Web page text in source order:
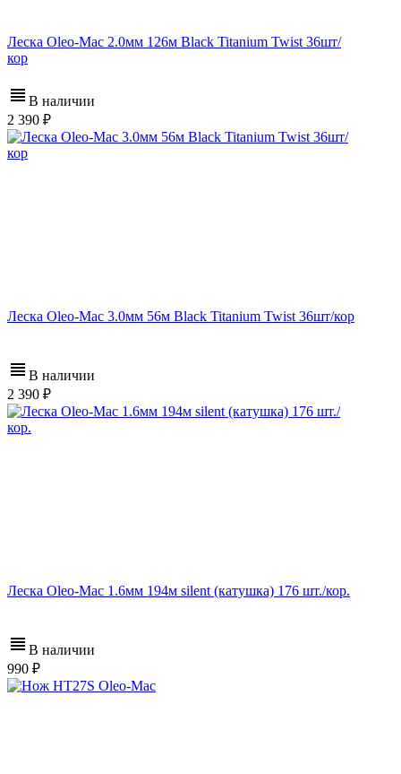
Леска Oleo-Mac 2.0мм 126м Black Titanium Twist 36шт/
кор
В наличии
2 390
Леска Oleo-Mac 3.0мм 56м Black Titanium Twist 36шт/кор
В наличии
2 390
Леска Oleo-Mac 1.6мм 194м silent (катушка) 176 шт./кор.
В наличии
990